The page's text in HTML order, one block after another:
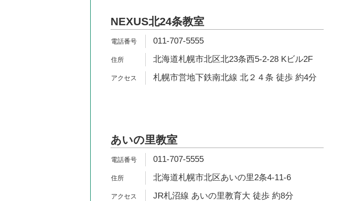
NEXUS北24条教室
011-707-5555
北海道札幌市北区北23条西5-2-28 Kビル2F
札幌市営地下鉄南北線 北２４条 徒歩 約4分
あいの里教室
011-707-5555
北海道札幌市北区あいの里2条4-11-6
JR札沼線 あいの里教育大 徒歩 約8分